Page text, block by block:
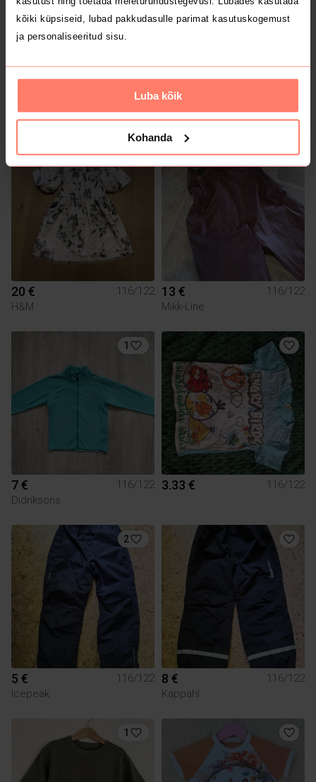
kõiki küpsiseid, lubad pakkudasulle parimat kasutuskogemust
ja personaliseeritud sisu.
Luba kõik
Kohanda
116/122
Lindex
4 €
Lindex
20 €
116/122
H&M
2
13 €
116/122
Mikk-Line
1
7 €
116/122
Didriksons
3.33 € 116/122
2
5 €
116/122
Icepeak
8 €
116/122
Kappahl
1